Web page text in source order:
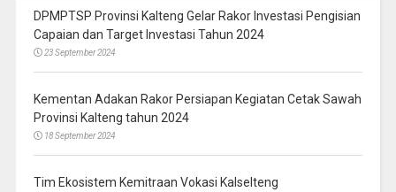
DPMPTSP Provinsi Kalteng Gelar Rakor Investasi Pengisian
Capaian dan Target Investasi Tahun 2024
23 September 2024
Kementan Adakan Rakor Persiapan Kegiatan Cetak Sawah
Provinsi Kalteng tahun 2024
18 September 2024
Tim Ekosistem Kemitraan Vokasi Kalselteng